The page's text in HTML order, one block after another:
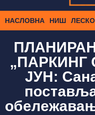
НАСЛОВНА НИШ
„ПАРКИНГ
ЈУН: